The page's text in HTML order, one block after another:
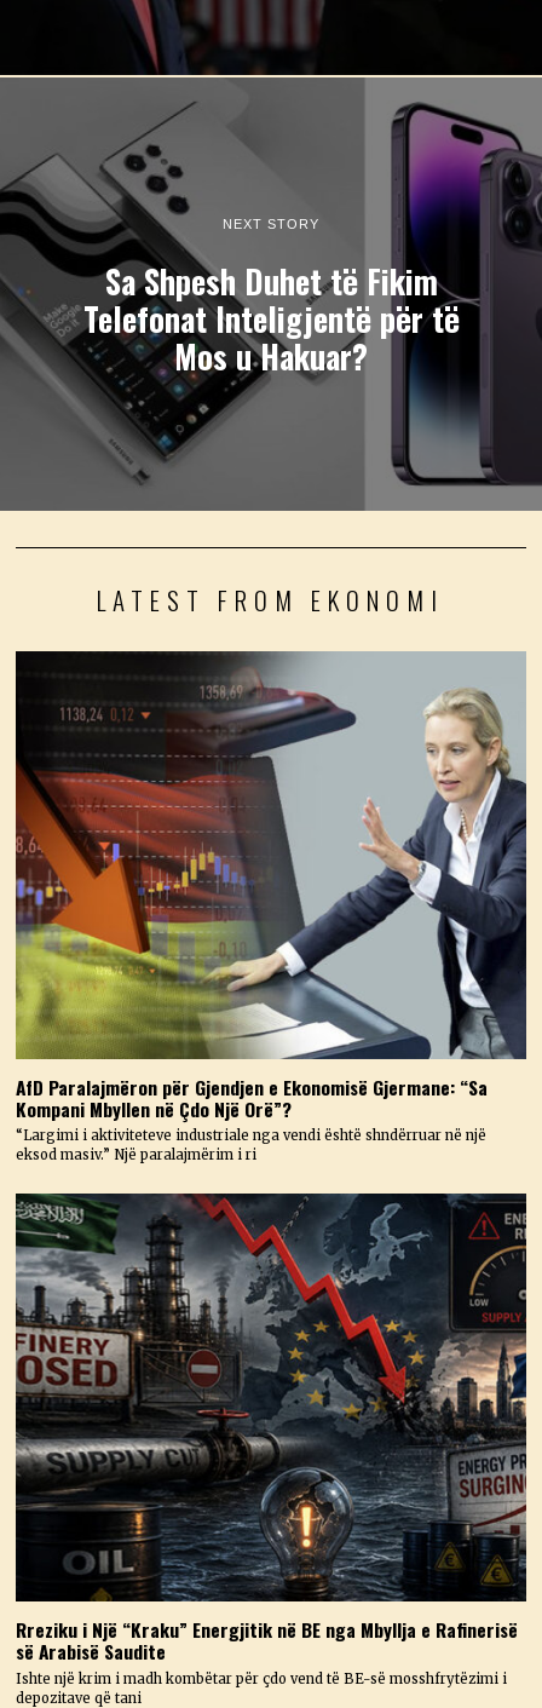
NEXT STORY
Sa Shpesh Duhet të Fikim
Telefonat Inteligjentë për të
Mos u Hakuar?
LATEST FROM EKONOMI
AfD Paralajmëron për Gjendjen e Ekonomisë Gjermane: “Sa
Kompani Mbyllen në Çdo Një Orë”?
“Largimi i aktiviteteve industriale nga vendi është shndërruar në një
eksod masiv.” Një paralajmërim i ri
Rreziku i Një “Kraku” Energjitik në BE nga Mbyllja e Rafinerisë
së Arabisë Saudite
Ishte një krim i madh kombëtar për çdo vend të BE-së mosshfrytëzimi i
depozitave që tani